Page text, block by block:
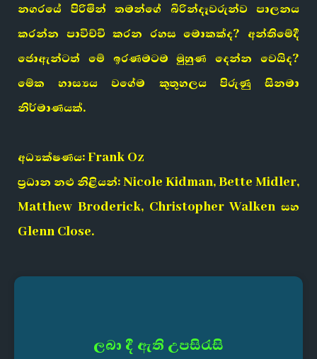
නගරයේ පිරිමින් තමන්ගේ බිරින්දෑවරුන්ව පාලනය
කරන්න පාවිච්චි කරන රහස මොකක්ද? අන්තිමේදී
ජොඇන්ටත් මේ ඉරණමටම මුහුණ දෙන්න වෙයිද?
මේක හාස්‍යය වගේම කුතුහලය පිරුණු සිනමා
නිර්මාණයක්.
අධ්‍යක්ෂණය: Frank Oz
ප්‍රධාන නළු නිළියන්: Nicole Kidman, Bette Midler,
Matthew Broderick, Christopher Walken සහ
Glenn Close.
ලබා දී ඇති උපසිරැසි